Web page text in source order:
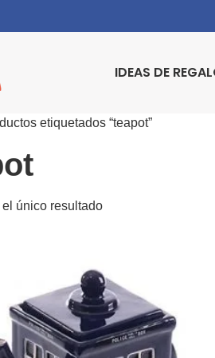
IDEAS DE
etiquetados “teapot”
el único resultado